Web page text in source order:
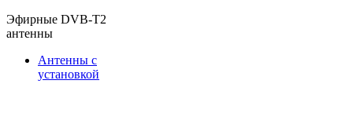
Эфирные DVB-T2
антенны
Антенны с
установкой